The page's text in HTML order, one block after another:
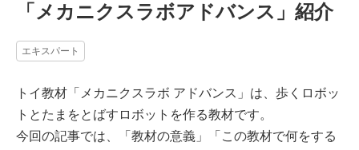
「メカニクスラボアドバンス」紹介
エキスパート
トイ教材「メカニクスラボ アドバンス」は、歩くロボッ
トとたまをとばすロボットを作る教材です。
今回の記事では、「教材の意義」「この教材で何をする